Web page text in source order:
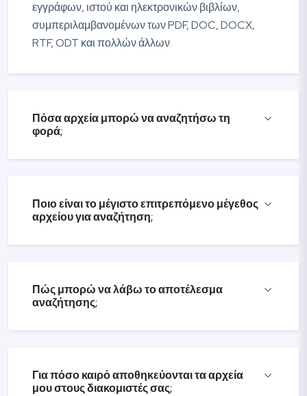
εγγράφων, ιστού και ηλεκτρονικών βιβλίων,
συμπεριλαμβανομένων των PDF, DOC, DOCX,
RTF, ODT και πολλών άλλων.
Πόσα αρχεία μπορώ να αναζητήσω τη
φορά;
Ποιο είναι το μέγιστο επιτρεπόμενο μέγεθος
αρχείου για αναζήτηση;
Πώς μπορώ να λάβω το αποτέλεσμα
αναζήτησης;
Για πόσο καιρό αποθηκεύονται τα αρχεία
μου στους διακομιστές σας;